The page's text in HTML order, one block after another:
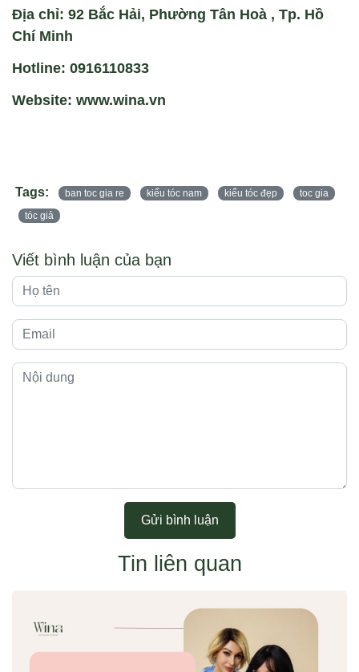
Địa chỉ: 92 Bắc Hải, Phường Tân Hoà , Tp. Hồ
Chí Minh
Hotline: 0916110833
Website: www.wina.vn
Tags: ban toc gia re kiểu tóc nam kiểu tóc đẹp
toc gia
tóc giả
Viết bình luận của bạn
Gửi bình luận
Tin liên quan